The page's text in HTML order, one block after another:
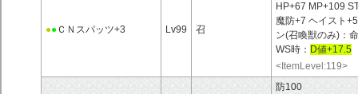
●●ＣＮスパッツ+3 Lv99 召
HP+67 MP+109
魔防+7 ヘイスト
ン(召喚獣のみ)：
WS時： D値+17.5
<ItemLevel:119>
防100